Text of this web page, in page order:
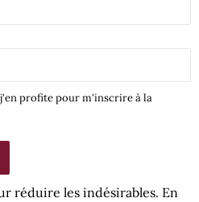
profite pour m'inscrire à la
réduire les indésirables. En